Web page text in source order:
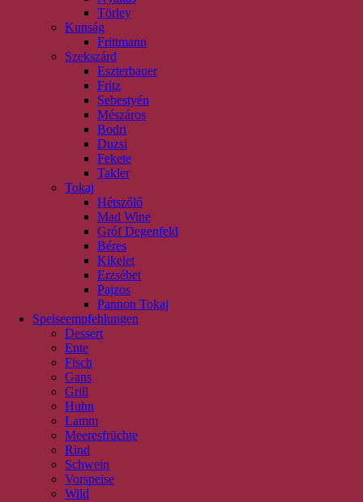
Törley
Kunság
Frittmann
Szekszárd
Eszterbauer
Fritz
Sebestyén
Mészáros
Bodri
Duzsi
Fekete
Takler
Tokaj
Hétszőlő
Mad Wine
Gróf Degenfeld
Béres
Kikelet
Erzsébet
Pajzos
Pannon Tokaj
Speiseempfehlungen
Dessert
Ente
Fisch
Gans
Grill
Huhn
Lamm
Meeresfrüchte
Rind
Schwein
Vorspeise
Wild